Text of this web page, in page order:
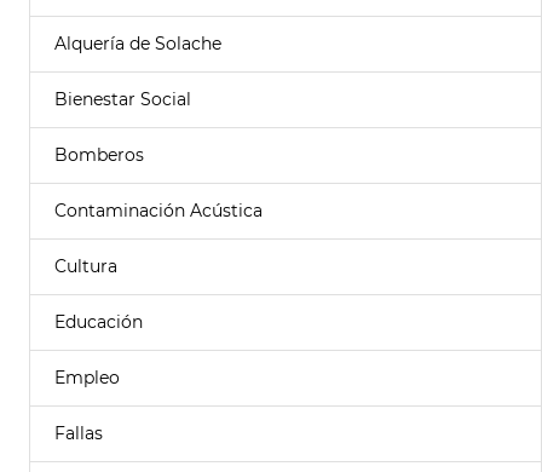
Alquería de Solache
Bienestar Social
Bomberos
Contaminación Acústica
Cultura
Educación
Empleo
Fallas